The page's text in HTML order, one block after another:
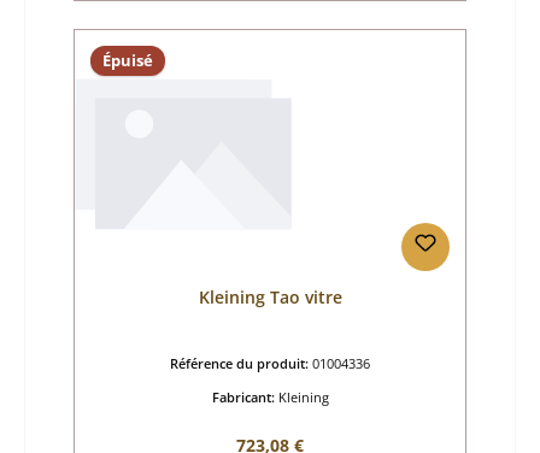
Épuisé
Kleining Tao vitre
Référence du produit: 01004336
Fabricant: Kleining
Prix régulier :
723,08 €